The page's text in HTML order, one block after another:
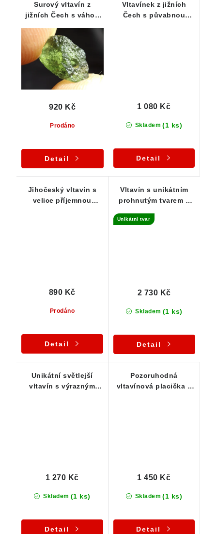
Surový vltavín z
jižních Čech s váhou
Prodáno
920 Kč
Detail
Vltavínek z jižních
Čech s půvabnou
Skladem (1 ks)
1 080 Kč
Detail
Jihočeský vltavín s
velice příjemnou
Prodáno
890 Kč
Detail
Vltavín s unikátním
prohnutým tvarem a
2,18 g
Unikátní tvar
Skladem (1 ks)
2 730 Kč
Detail
Unikátní světlejší
vltavín s výrazným
Skladem (1 ks)
1 270 Kč
Detail
Pozoruhodná
vltavínová placička s
Skladem (1 ks)
1 450 Kč
Detail